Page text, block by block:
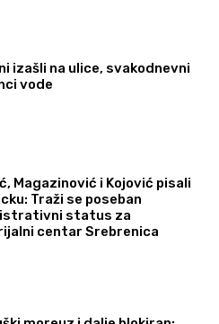
izašli na ulice, svakodnevni
vode
Magazinović i Kojović pisali
Traži se poseban
status za
centar Srebrenica